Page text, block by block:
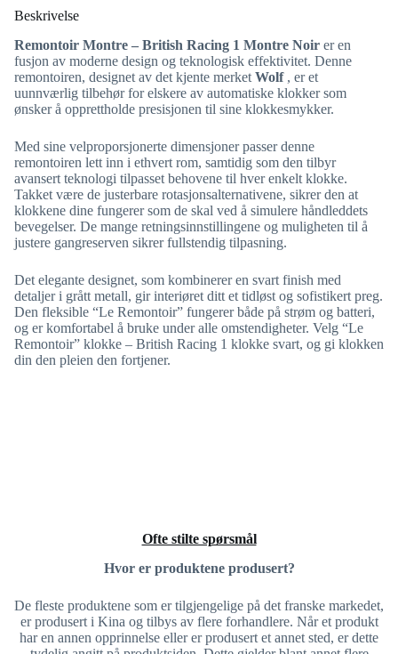
Beskrivelse
Remontoir Montre – British Racing 1 Montre Noir er en
fusjon av moderne design og teknologisk effektivitet. Denne
remontoiren, designet av det kjente merket Wolf , er et
uunnværlig tilbehør for elskere av automatiske klokker som
ønsker å opprettholde presisjonen til sine klokkesmykker.
Med sine velproporsjonerte dimensjoner passer denne
remontoiren lett inn i ethvert rom, samtidig som den tilbyr
avansert teknologi tilpasset behovene til hver enkelt klokke.
Takket være de justerbare rotasjonsalternativene, sikrer den at
klokkene dine fungerer som de skal ved å simulere håndleddets
bevegelser. De mange retningsinnstillingene og muligheten til å
justere gangreserven sikrer fullstendig tilpasning.
Det elegante designet, som kombinerer en svart finish med
detaljer i grått metall, gir interiøret ditt et tidløst og sofistikert preg.
Den fleksible “Le Remontoir” fungerer både på strøm og batteri,
og er komfortabel å bruke under alle omstendigheter. Velg “Le
Remontoir” klokke – British Racing 1 klokke svart, og gi klokken
din den pleien den fortjener.
Ofte stilte spørsmål
Hvor er produktene produsert?
De fleste produktene som er tilgjengelige på det franske markedet,
er produsert i Kina og tilbys av flere forhandlere. Når et produkt
har en annen opprinnelse eller er produsert et annet sted, er dette